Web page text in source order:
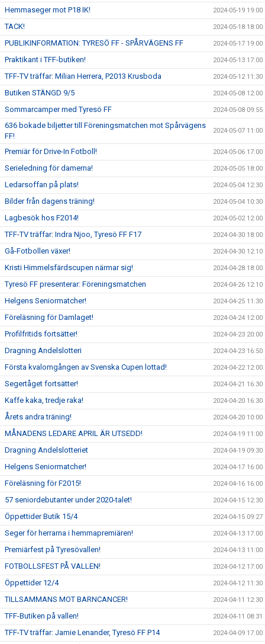
Hemmaseger mot P18 IK! 2024-05-19 19:00
TACK! 2024-05-18 18:00
PUBLIKINFORMATION: TYRESÖ FF - SPÅRVÄGENS FF 2024-05-17 19:00
Praktikant i TFF-butiken! 2024-05-13 17:00
TFF-TV träffar: Milian Herrera, P2013 Krusboda 2024-05-12 11:30
Butiken STÄNGD 9/5 2024-05-08 12:00
Sommarcamper med Tyresö FF 2024-05-08 09:55
636 bokade biljetter till Föreningsmatchen mot Spårvägens
FF!
2024-05-07 11:00
Premiär för Drive-In Fotboll! 2024-05-06 17:00
Serieledning för damerna! 2024-05-05 18:00
Ledarsoffan på plats! 2024-05-04 12:30
Bilder från dagens träning! 2024-05-04 10:30
Lagbesök hos F2014! 2024-05-02 12:00
TFF-TV träffar: Indra Njoo, Tyresö FF F17 2024-04-30 18:00
Gå-Fotbollen växer! 2024-04-30 12:10
Kristi Himmelsfärdscupen närmar sig! 2024-04-28 18:00
Tyresö FF presenterar: Föreningsmatchen 2024-04-26 12:10
Helgens Seniormatcher! 2024-04-25 11:30
Föreläsning för Damlaget! 2024-04-24 12:00
Profilfritids fortsätter! 2024-04-23 20:00
Dragning Andelslotteri 2024-04-23 16:50
Första kvalomgången av Svenska Cupen lottad! 2024-04-22 12:00
Segertåget fortsätter! 2024-04-21 16:30
Kaffe kaka, tredje raka! 2024-04-20 16:30
Årets andra träning! 2024-04-20 10:00
MÅNADENS LEDARE APRIL ÄR UTSEDD! 2024-04-19 11:00
Dragning Andelslotteriet 2024-04-19 09:30
Helgens Seniormatcher! 2024-04-17 16:00
Föreläsning för F2015! 2024-04-16 16:00
57 seniordebutanter under 2020-talet! 2024-04-15 12:30
Öppettider Butik 15/4 2024-04-15 09:27
Seger för herrarna i hemmapremiären! 2024-04-13 17:00
Premiärfest på Tyresövallen! 2024-04-13 11:00
FOTBOLLSFEST PÅ VALLEN! 2024-04-12 17:00
Öppettider 12/4 2024-04-12 11:30
TILLSAMMANS MOT BARNCANCER! 2024-04-11 12:30
TFF-Butiken på vallen! 2024-04-11 08:31
TFF-TV träffar: Jamie Lenander, Tyresö FF P14 2024-04-09 17:00